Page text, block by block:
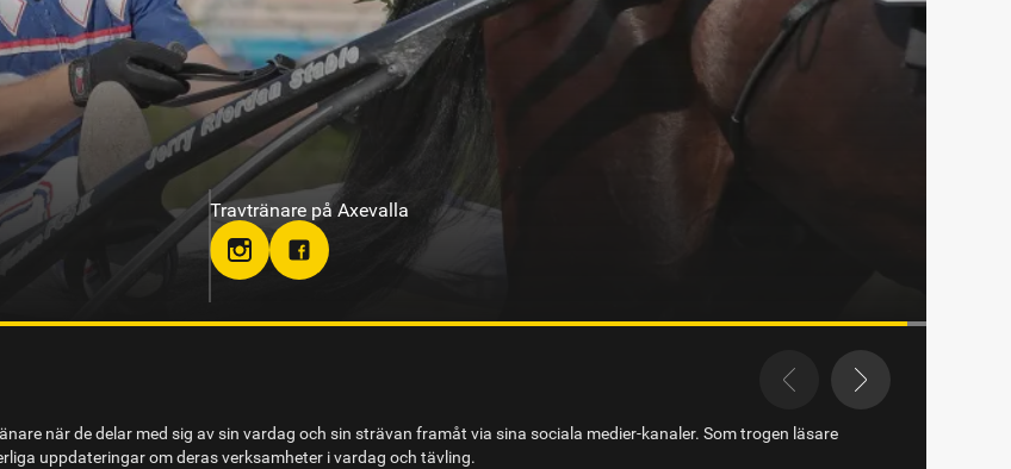
Travtränare på Sundbyholmstravet i Eskilstuna
hloclucaboy
när de delar med sig av sin vardag och sin strävan framåt via sina sociala medier-kanaler. Som trogen läsare
uppdateringar om deras verksamheter i vardag och tävling.